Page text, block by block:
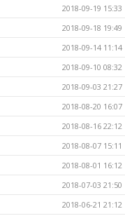
2018-09-19 15:33
2018-09-18 19:49
2018-09-14 11:14
2018-09-10 08:32
2018-09-03 21:27
2018-08-20 16:07
2018-08-16 22:12
2018-08-07 15:11
2018-08-01 16:12
2018-07-03 21:50
2018-06-21 21:12